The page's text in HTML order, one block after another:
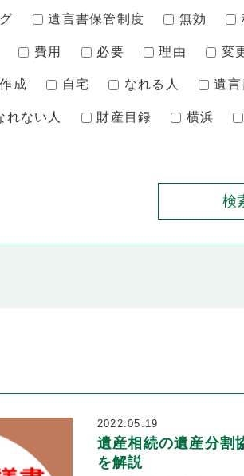
遺言書保管制度 無効
費用 必要 理由 変
作成 自宅 なれる人 遺言
れない人 財産目録 横浜
2022.05.19
遺産相続の遺産分割
を解説